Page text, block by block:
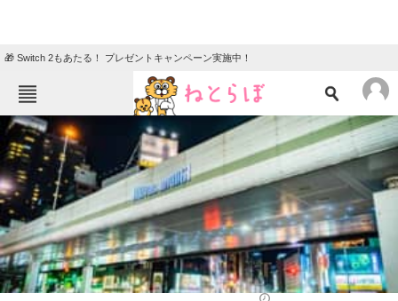
🎁 Switch 2もあたる！ プレゼントキャンペーン実施中！
ねとらぼメニュー
TOP ニュース
エンタメ クイズ
グルメ 地域
住まい 教育・育児
動物 リサーチ